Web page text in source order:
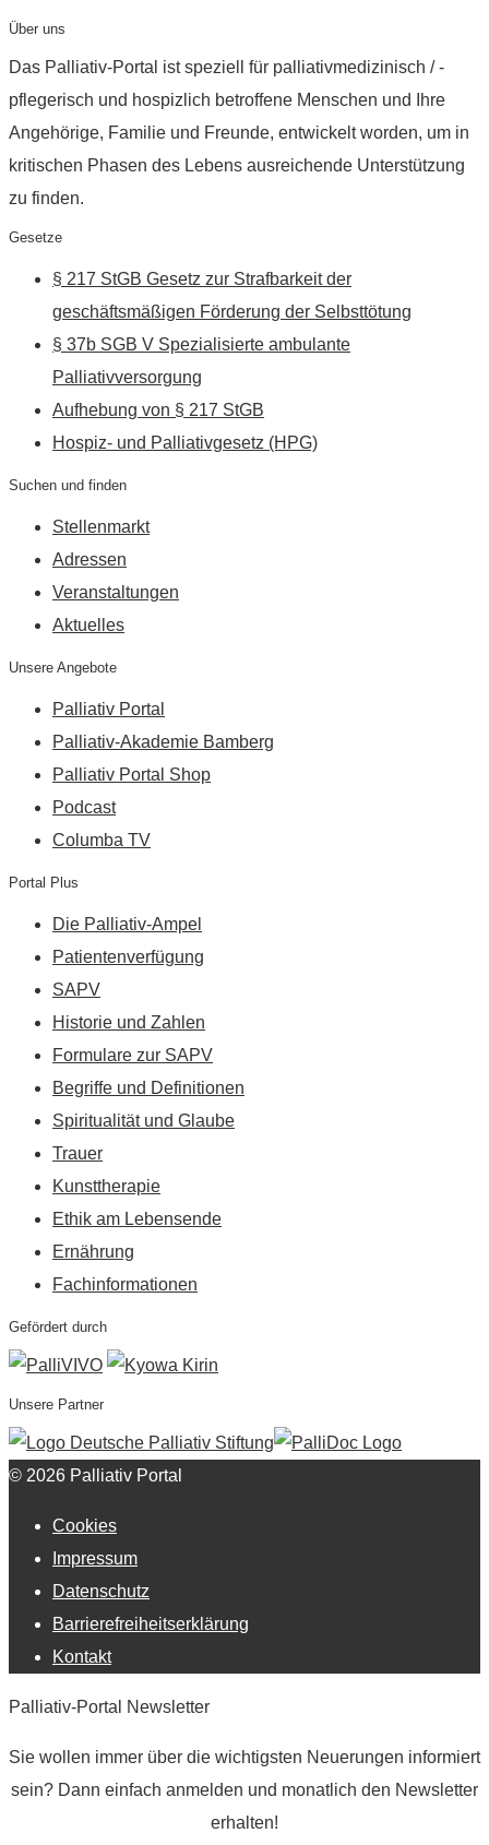
Über uns
Das Palliativ-Portal ist speziell für palliativmedizinisch / -
pflegerisch und hospizlich betroffene Menschen und Ihre
Angehörige, Familie und Freunde, entwickelt worden, um in
kritischen Phasen des Lebens ausreichende Unterstützung
zu finden.
Gesetze
§ 217 StGB Gesetz zur Strafbarkeit der
geschäftsmäßigen Förderung der Selbsttötung
§ 37b SGB V Spezialisierte ambulante
Palliativversorgung
Aufhebung von § 217 StGB
Hospiz- und Palliativgesetz (HPG)
Suchen und finden
Stellenmarkt
Adressen
Veranstaltungen
Aktuelles
Unsere Angebote
Palliativ Portal
Palliativ-Akademie Bamberg
Palliativ Portal Shop
Podcast
Columba TV
Portal Plus
Die Palliativ-Ampel
Patientenverfügung
SAPV
Historie und Zahlen
Formulare zur SAPV
Begriffe und Definitionen
Spiritualität und Glaube
Trauer
Kunsttherapie
Ethik am Lebensende
Ernährung
Fachinformationen
Gefördert durch
Unsere Partner
© 2026 Palliativ Portal
Cookies
Impressum
Datenschutz
Barrierefreiheitserklärung
Kontakt
Palliativ-Portal Newsletter
Sie wollen immer über die wichtigsten Neuerungen informiert
sein? Dann einfach anmelden und monatlich den Newsletter
erhalten!